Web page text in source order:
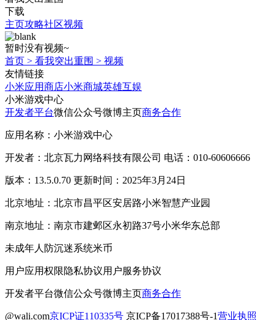
下载
主页攻略社区视频
暂时没有视频~
首页 > 看我突出重围 > 视频
友情链接
小米应用商店小米商城英雄互娱
小米游戏中心
开发者平台微信公众号微博主页商务合作
应用名称：小米游戏中心
开发者：北京瓦力网络科技有限公司 电话：010-60606666
版本：13.5.0.70 更新时间：2025年3月24日
北京地址：北京市昌平区安居路小米智慧产业园
南京地址：南京市建邺区永初路37号小米华东总部
未成年人防沉迷系统米币
用户应用权限隐私协议用户服务协议
开发者平台微信公众号微博主页商务合作
@wali.com京ICP证110335号 京ICP备17017388号-1营业执照